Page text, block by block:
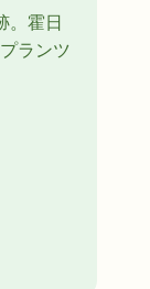
。霍日
ランツ